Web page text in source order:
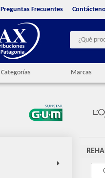
Preguntas Frecuentes
Categorías Marcas